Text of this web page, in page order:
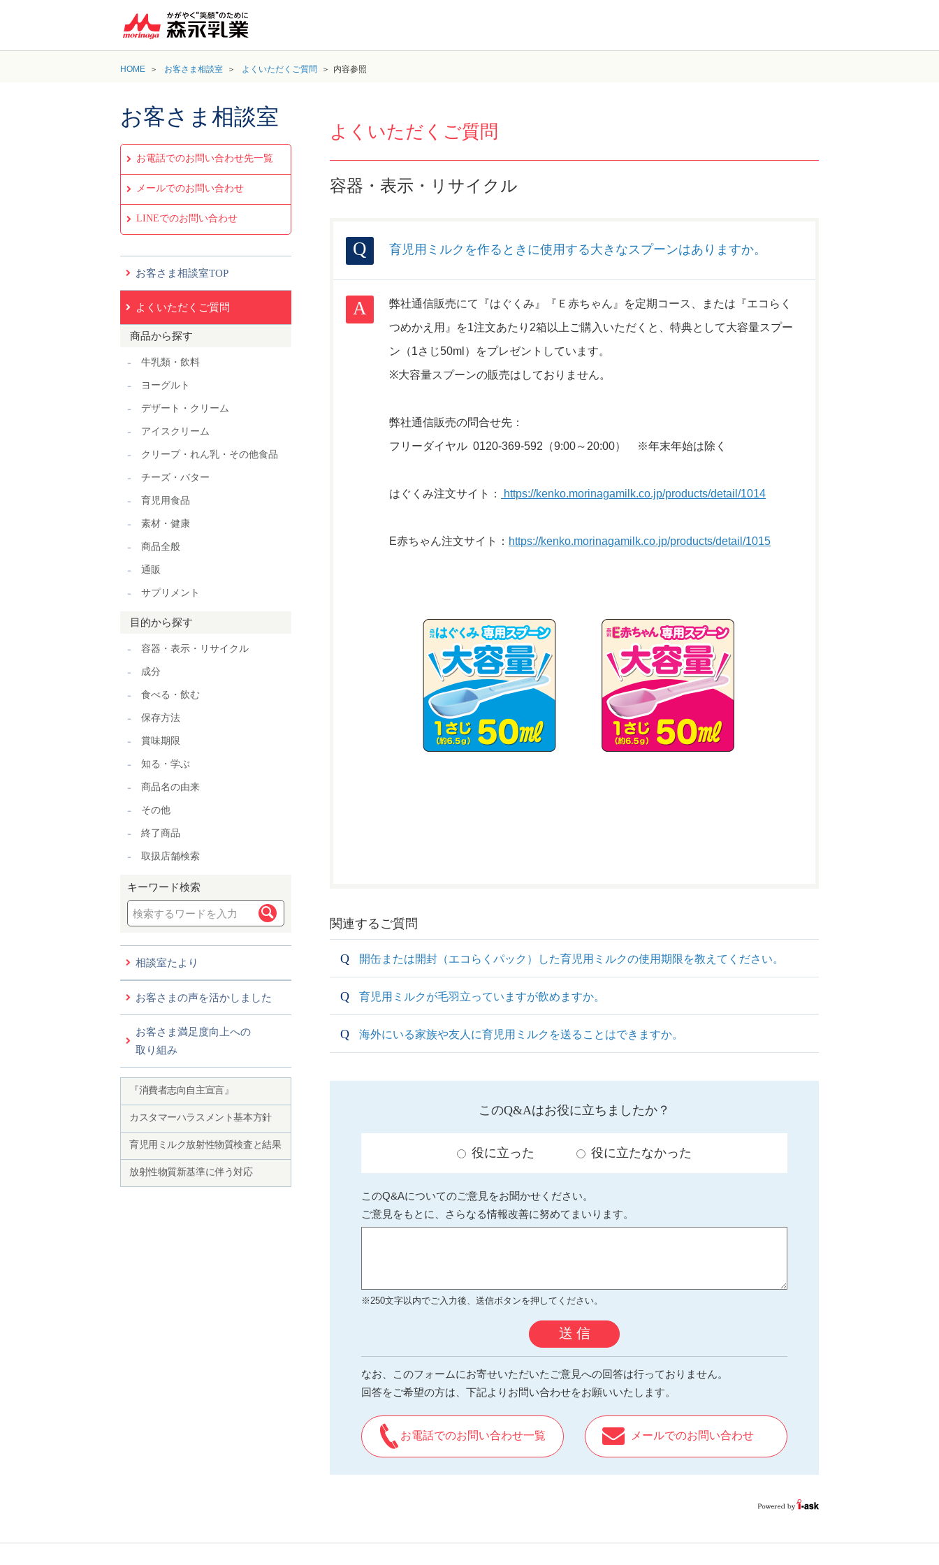
HOME お客さま相談室 よくいただくご質問 内容参照
お客さま相談室
お電話でのお問い合わせ先一覧
メールでのお問い合わせ
LINEでのお問い合わせ
お客さま相談室TOP
よくいただくご質問
商品から探す
牛乳類・飲料
ヨーグルト
デザート・クリーム
アイスクリーム
クリープ・れん乳・その他食品
チーズ・バター
育児用食品
素材・健康
商品全般
通販
サプリメント
目的から探す
容器・表示・リサイクル
成分
食べる・飲む
保存方法
賞味期限
知る・学ぶ
商品名の由来
その他
終了商品
取扱店舗検索
キーワード検索
相談室たより
お客さまの声を活かしました
お客さま満足度向上への
取り組み
『消費者志向自主宣言』
カスタマーハラスメント基本方針
育児用ミルク放射性物質検査と結果
放射性物質新基準に伴う対応
よくいただくご質問
容器・表示・リサイクル
育児用ミルクを作るときに使用する大きなスプーンはありますか。
弊社通信販売にて『はぐくみ』『Ｅ赤ちゃん』を定期コース、または『エコらく
つめかえ用』を1注文あたり2箱以上ご購入いただくと、特典として大容量スプー
ン（1さじ50ml）をプレゼントしています。
※大容量スプーンの販売はしておりません。
弊社通信販売の問合せ先：
フリーダイヤル 0120-369-592（9:00～20:00） ※年末年始は除く
はぐくみ注文サイト： https://kenko.morinagamilk.co.jp/products/detail/1014
E赤ちゃん注文サイト： https://kenko.morinagamilk.co.jp/products/detail/1015
関連するご質問
開缶または開封（エコらくパック）した育児用ミルクの使用期限を教えてください。
育児用ミルクが毛羽立っていますが飲めますか。
海外にいる家族や友人に育児用ミルクを送ることはできますか。
このQ&Aはお役に立ちましたか？
役に立った 役に立たなかった
このQ&Aについてのご意見をお聞かせください。
ご意見をもとに、さらなる情報改善に努めてまいります。
※250文字以内でご入力後、送信ボタンを押してください。
送 信
なお、このフォームにお寄せいただいたご意見への回答は行っておりません。
回答をご希望の方は、下記よりお問い合わせをお願いいたします。
お電話でのお問い合わせ一覧 メールでのお問い合わせ